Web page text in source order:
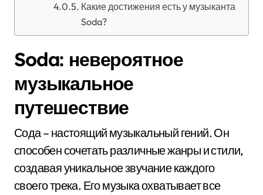
Какие достижения есть у музыканта
Soda?
Soda: невероятное
музыкальное
путешествие
Сода – настоящий музыкальный гений. Он
способен сочетать различные жанры и стили,
создавая уникальное звучание каждого
своего трека. Его музыка охватывает все